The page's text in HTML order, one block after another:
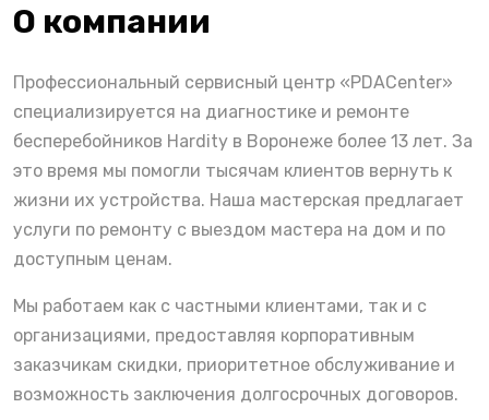
О компании
Профессиональный сервисный центр «PDACenter»
специализируется на диагностике и ремонте
бесперебойников Hardity в Воронеже более 13 лет. За
это время мы помогли тысячам клиентов вернуть к
жизни их устройства. Наша мастерская предлагает
услуги по ремонту с выездом мастера на дом и по
доступным ценам.
Мы работаем как с частными клиентами, так и с
организациями, предоставляя корпоративным
заказчикам скидки, приоритетное обслуживание и
возможность заключения долгосрочных договоров.